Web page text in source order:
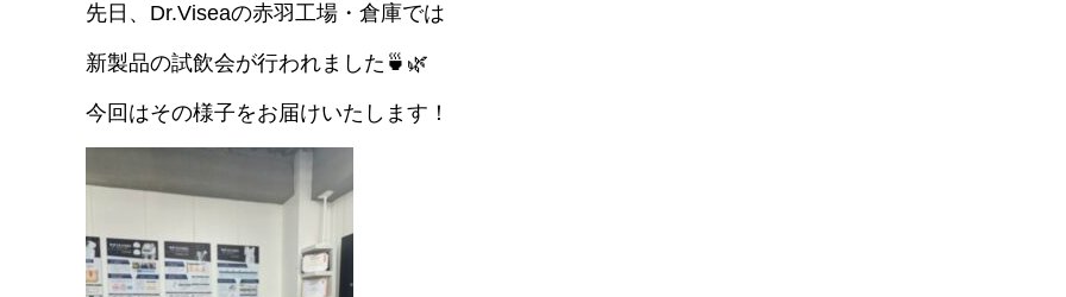
先日、Dr.Viseaの赤羽工場・倉庫では
新製品の試飲会が行われました🍵🌿
今回はその様子をお届けいたします！